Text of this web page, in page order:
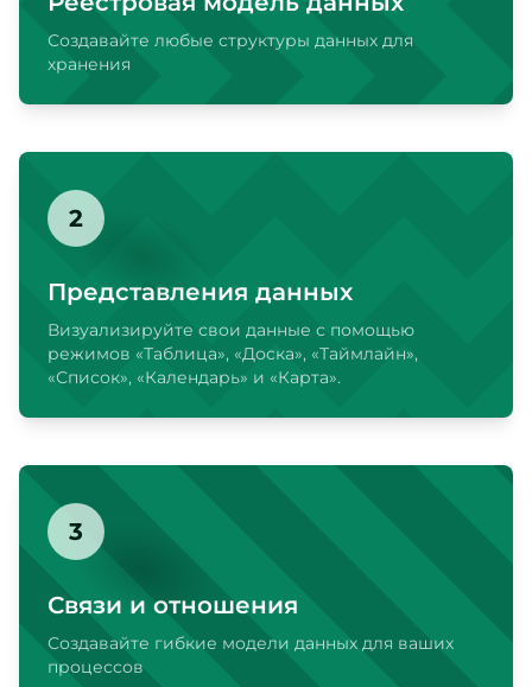
Создавайте любые структуры данных для
хранения
2
Представления данных
Визуализируйте свои данные с помощью
режимов «Таблица», «Доска», «Таймлайн»,
«Список», «Календарь» и «Карта».
3
Связи и отношения
Создавайте гибкие модели данных для ваших
процессов